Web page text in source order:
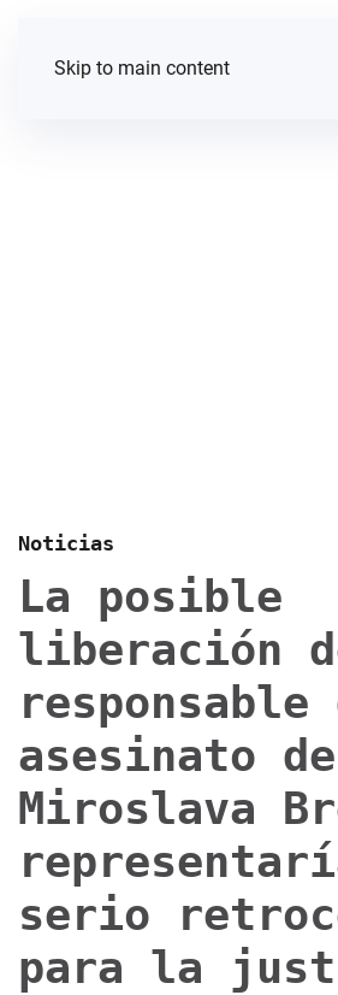
Skip to main content
Noticias
La posible
liberación
responsable
asesinato de
Miroslava
serio
para la